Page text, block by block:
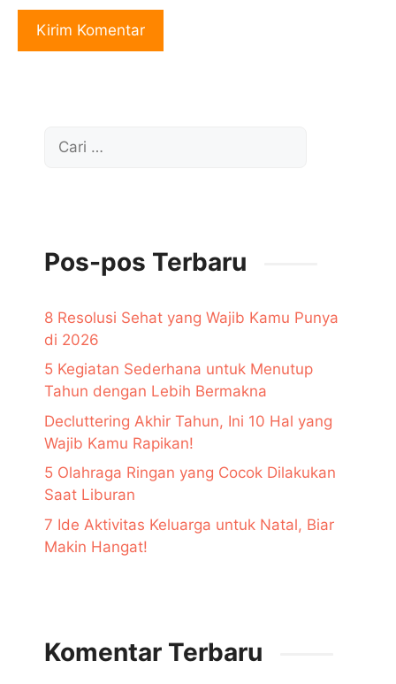
untuk:
Pos-pos Terbaru
8 Resolusi Sehat yang Wajib Kamu Punya
di 2026
5 Kegiatan Sederhana untuk Menutup
Tahun dengan Lebih Bermakna
Decluttering Akhir Tahun, Ini 10 Hal yang
Wajib Kamu Rapikan!
5 Olahraga Ringan yang Cocok Dilakukan
Saat Liburan
7 Ide Aktivitas Keluarga untuk Natal, Biar
Makin Hangat!
Komentar Terbaru